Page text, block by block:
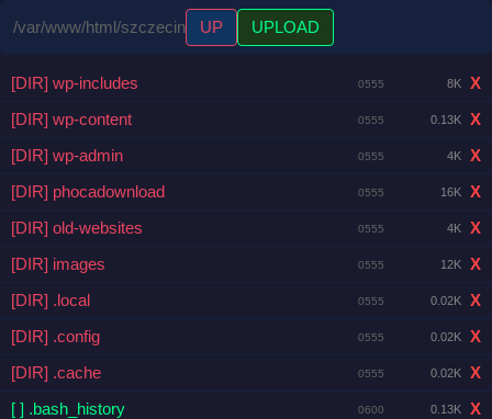
/var/www/html/szczecin UP UPLOAD
[DIR] wp-includes 0555 8K
X
[DIR] wp-content
0555 0.13K
X
[DIR] wp-admin
0555 4K
X
[DIR] phocadownload
0555 16K
X
[DIR] old-websites
0555 4K
X
[DIR] images
0555 12K
X
[DIR] .local
0555 0.02K
X
[DIR] .config
0555 0.02K
X
[DIR] .cache
0555 0.02K
X
[ ] .bash_history
0600 0.13K
X